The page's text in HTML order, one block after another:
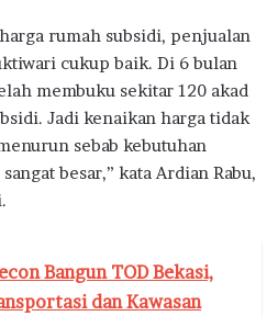
rumah subsidi, penjualan
cukup baik. Di 6 bulan
membuku sekitar 120 akad
Jadi kenaikan harga tidak
sebab kebutuhan
besar,” kata Ardian Rabu,
Bangun TOD Bekasi,
dan Kawasan